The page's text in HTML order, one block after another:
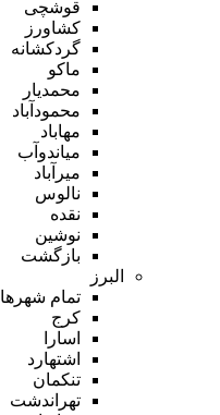
قوشچی
کشاورز
گردکشانه
ماکو
محمدیار
محمودآباد
مهاباد
میاندوآب
میرآباد
نالوس
نقده
نوشین
بازگشت
البرز
تمام شهر‌ها
کرج
اسارا
اشتهارد
تنکمان
تهراندشت